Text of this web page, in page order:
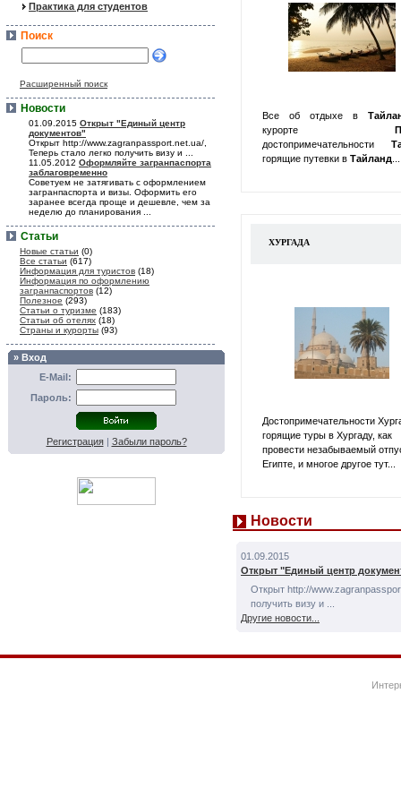
Практика для студентов
Поиск
Расширенный поиск
Новости
01.09.2015 Открыт "Единый центр
документов"
Открыт http://www.zagranpassport.net.ua/,
Теперь стало легко получить визу и ...
11.05.2012 Оформляйте загранпаспорта
заблаговременно
Советуем не затягивать с оформлением
загранпаспорта и визы. Оформить его
заранее всегда проще и дешевле, чем за
неделю до планирования ...
Статьи
Новые статьи (0)
Все статьи (617)
Информация для туристов (18)
Информация по оформлению
загранпаспортов (12)
Полезное (293)
Статьи о туризме (183)
Статьи об отелях (18)
Страны и курорты (93)
» Вход
E-Mail:
Пароль:
Регистрация| Забыли пароль?
Все об отдыхе в
курорте
достопримечательности
горящие путевки в Тайланд
ХУРГАДА
Достопримечательности
горящие туры в Хургаду, как
провести незабываемый
Египте, и многое другое тут...
Новости
01.09.2015
Открыт "Единый центр
Открыт http://
получить визу и ...
Другие новости...